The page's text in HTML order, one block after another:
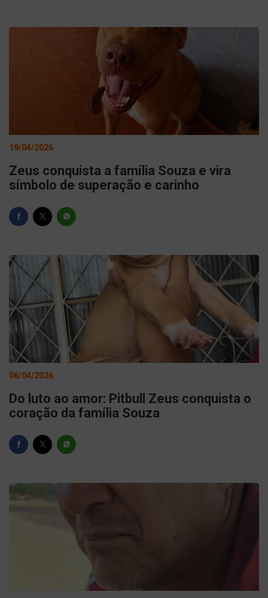
19/04/2026
Zeus conquista a família Souza e vira
símbolo de superação e carinho
06/04/2026
Do luto ao amor: Pitbull Zeus conquista o
coração da família Souza